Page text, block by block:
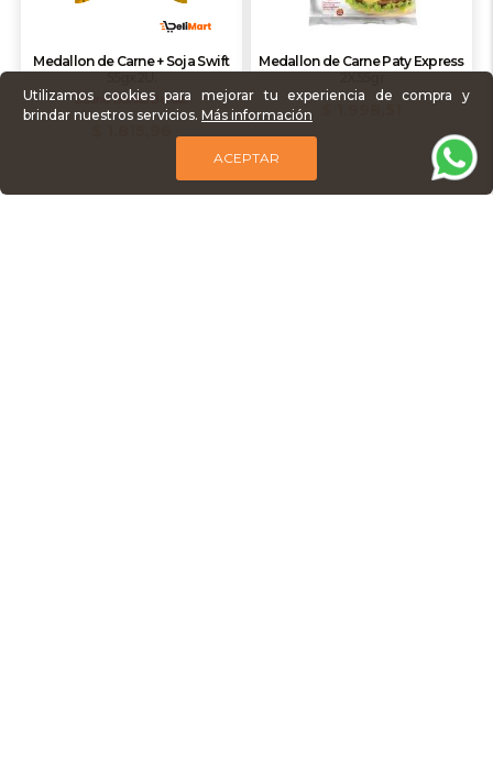
Medallon de Carne + Soja Swift
Bueno Bonito Barato
Medallon de Carne Paty Express
Utilizamos cookies para mejorar tu experiencia de compra y
brindar nuestros servicios. Más información
ACEPTAR